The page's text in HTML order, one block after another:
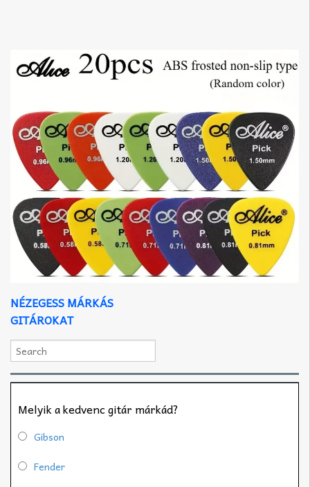
NÉZEGESS MÁRKÁS
GITÁROKAT
Melyik a kedvenc gitár márkád?
Gibson
Fender